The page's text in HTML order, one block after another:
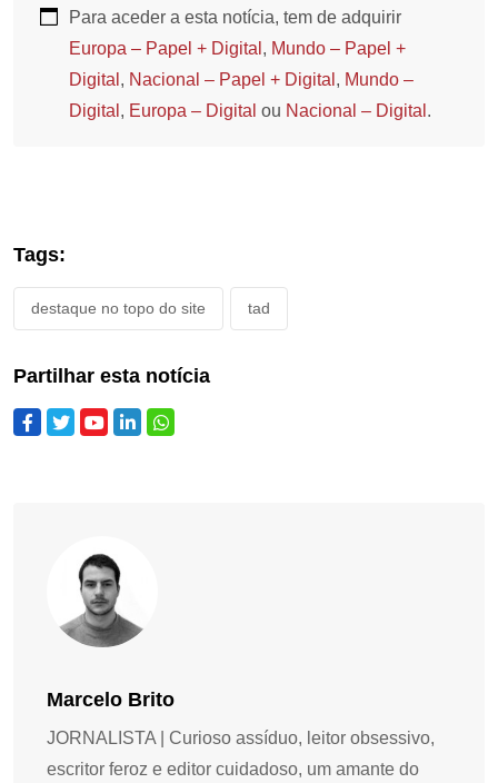
Para aceder a esta notícia, tem de adquirir
Europa – Papel + Digital , Mundo – Papel +
Digital , Nacional – Papel + Digital , Mundo –
Digital , Europa – Digital ou Nacional – Digital .
Tags:
destaque no topo do site tad
Partilhar esta notícia
Marcelo Brito
JORNALISTA | Curioso assíduo, leitor obsessivo,
escritor feroz e editor cuidadoso, um amante do